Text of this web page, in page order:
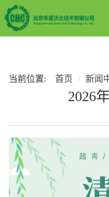
当前位置: 首页 新闻
2026